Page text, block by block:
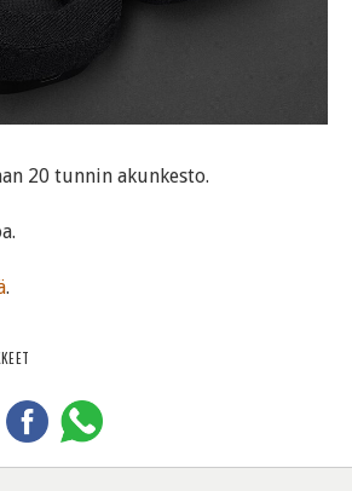
20 tunnin akunkesto.
.